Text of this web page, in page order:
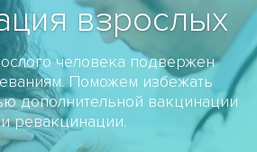
взрослых
человека подвержен
Поможем избежать
дополнительной вакцинации
ревакцинации.